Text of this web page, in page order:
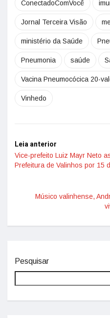
ConectadoComVocê
Jornal Terceira Visão
ministério da Saúde
Pneumonia saúde
Vacina Pneumocócica 20-
Vinhedo
Leia anterior
Vice-prefeito Luiz Mayr Neto
Prefeitura de Valinhos por 15
Músico valinhense,
Pesquisar